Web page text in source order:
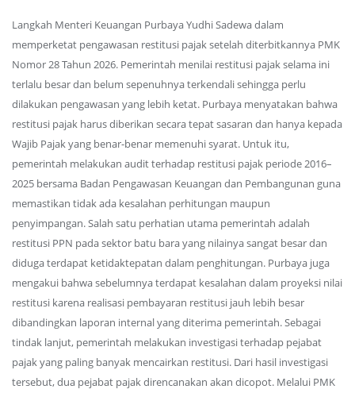
Langkah Menteri Keuangan Purbaya Yudhi Sadewa dalam
memperketat pengawasan restitusi pajak setelah diterbitkannya PMK
Nomor 28 Tahun 2026. Pemerintah menilai restitusi pajak selama ini
terlalu besar dan belum sepenuhnya terkendali sehingga perlu
dilakukan pengawasan yang lebih ketat. Purbaya menyatakan bahwa
restitusi pajak harus diberikan secara tepat sasaran dan hanya kepada
Wajib Pajak yang benar-benar memenuhi syarat. Untuk itu,
pemerintah melakukan audit terhadap restitusi pajak periode 2016–
2025 bersama Badan Pengawasan Keuangan dan Pembangunan guna
memastikan tidak ada kesalahan perhitungan maupun
penyimpangan. Salah satu perhatian utama pemerintah adalah
restitusi PPN pada sektor batu bara yang nilainya sangat besar dan
diduga terdapat ketidaktepatan dalam penghitungan. Purbaya juga
mengakui bahwa sebelumnya terdapat kesalahan dalam proyeksi nilai
restitusi karena realisasi pembayaran restitusi jauh lebih besar
dibandingkan laporan internal yang diterima pemerintah. Sebagai
tindak lanjut, pemerintah melakukan investigasi terhadap pejabat
pajak yang paling banyak mencairkan restitusi. Dari hasil investigasi
tersebut, dua pejabat pajak direncanakan akan dicopot. Melalui PMK